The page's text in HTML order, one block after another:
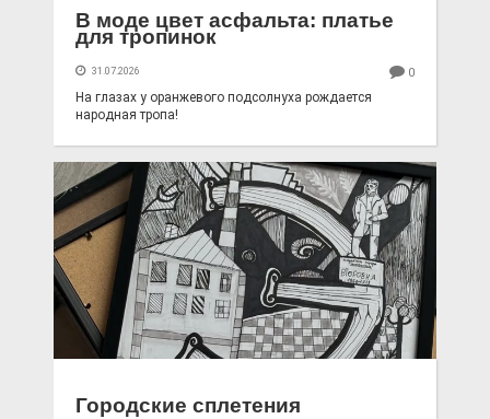
В моде цвет асфальта: платье
для тропинок
31.07.2026 0
На глазах у оранжевого подсолнуха рождается
народная тропа!
Городские сплетения